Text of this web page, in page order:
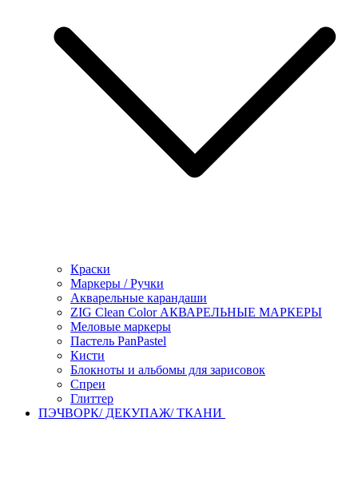
Краски
Маркеры / Ручки
Акварельные карандаши
ZIG Clean Color АКВАРЕЛЬНЫЕ МАРКЕРЫ
Меловые маркеры
Пастель PanPastel
Кисти
Блокноты и альбомы для зарисовок
Спреи
Глиттер
ПЭЧВОРК/ ДЕКУПАЖ/ ТКАНИ